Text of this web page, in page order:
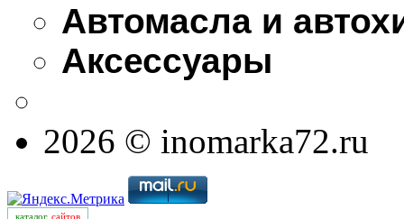
Автомасла и
Аксессуары
2026 © inomarka72.ru
каталог сайтов